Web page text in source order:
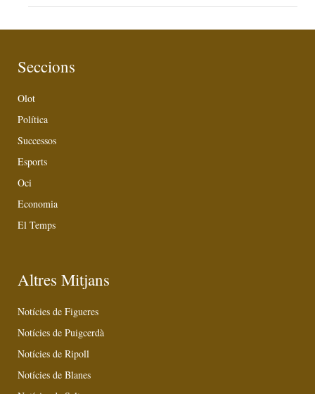
Seccions
Olot
Política
Successos
Esports
Oci
Economia
El Temps
Altres Mitjans
Notícies de Figueres
Notícies de Puigcerdà
Notícies de Ripoll
Notícies de Blanes